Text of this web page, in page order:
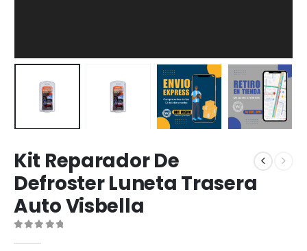
Kit Reparador De
Defroster Luneta Trasera
Auto Visbella